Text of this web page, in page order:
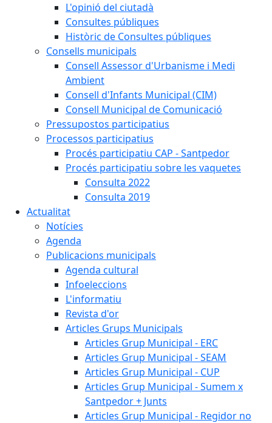
L'opinió del ciutadà
Consultes públiques
Històric de Consultes públiques
Consells municipals
Consell Assessor d'Urbanisme i Medi
Ambient
Consell d'Infants Municipal (CIM)
Consell Municipal de Comunicació
Pressupostos participatius
Processos participatius
Procés participatiu CAP - Santpedor
Procés participatiu sobre les vaquetes
Consulta 2022
Consulta 2019
Actualitat
Notícies
Agenda
Publicacions municipals
Agenda cultural
Infoeleccions
L'informatiu
Revista d'or
Articles Grups Municipals
Articles Grup Municipal - ERC
Articles Grup Municipal - SEAM
Articles Grup Municipal - CUP
Articles Grup Municipal - Sumem x
Santpedor + Junts
Articles Grup Municipal - Regidor no